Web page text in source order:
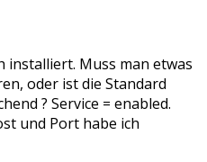
installiert. Muss man etwas
oder ist die Standard
? Service = enabled.
und Port habe ich